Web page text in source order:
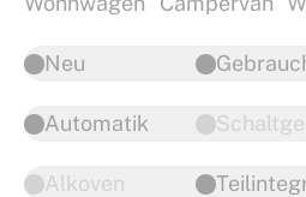
Neu
Automatik
Alkoven